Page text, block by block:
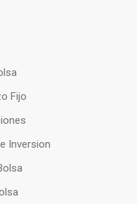
Fijo
Inversion